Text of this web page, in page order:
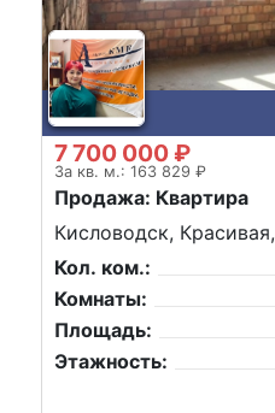
7 700 000 ₽
За кв. м.: 163 829 ₽
Продажа: Квартира
Кисловодск,
Кол. ком.:
Комнаты:
Площадь:
Этажность: